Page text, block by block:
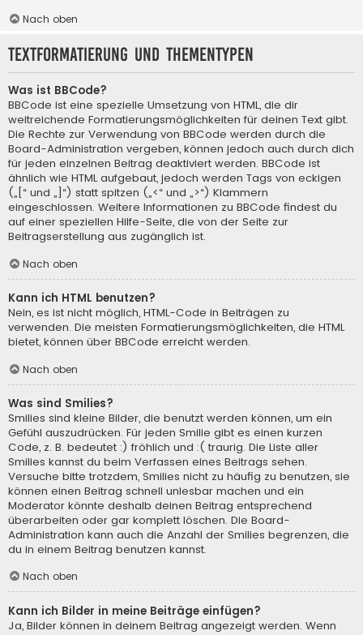
Nach oben
Textformatierung und Thementypen
Was ist BBCode?
BBCode ist eine spezielle Umsetzung von HTML, die dir
weitreichende Formatierungsmöglichkeiten für deinen Text gibt.
Die Rechte zur Verwendung von BBCode werden durch die
Board-Administration vergeben, können jedoch auch durch dich
für jeden einzelnen Beitrag deaktiviert werden. BBCode ist
ähnlich wie HTML aufgebaut, jedoch werden Tags von eckigen
(„[“ und „]“) statt spitzen („<“ und „>“) Klammern
eingeschlossen. Weitere Informationen zu BBCode findest du
auf einer speziellen Hilfe-Seite, die von der Seite zur
Beitragserstellung aus zugänglich ist.
Nach oben
Kann ich HTML benutzen?
Nein, es ist nicht möglich, HTML-Code in Beiträgen zu
verwenden. Die meisten Formatierungsmöglichkeiten, die HTML
bietet, können über BBCode erreicht werden.
Nach oben
Was sind Smilies?
Smilies sind kleine Bilder, die benutzt werden können, um ein
Gefühl auszudrücken. Für jeden Smilie gibt es einen kurzen
Code, z. B. bedeutet :) fröhlich und :( traurig. Die Liste aller
Smilies kannst du beim Verfassen eines Beitrags sehen.
Versuche bitte trotzdem, Smilies nicht zu häufig zu benutzen, sie
können einen Beitrag schnell unlesbar machen und ein
Moderator könnte deshalb deinen Beitrag entsprechend
überarbeiten oder gar komplett löschen. Die Board-
Administration kann auch die Anzahl der Smilies begrenzen, die
du in einem Beitrag benutzen kannst.
Nach oben
Kann ich Bilder in meine Beiträge einfügen?
Ja, Bilder können in deinem Beitrag angezeigt werden. Wenn